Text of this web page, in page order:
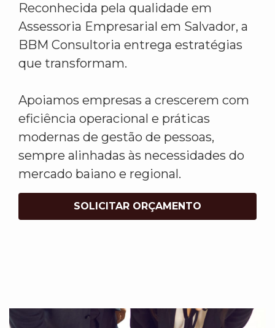
Reconhecida pela qualidade em
Assessoria Empresarial em Salvador, a
BBM Consultoria entrega estratégias
que transformam.
Apoiamos empresas a crescerem com
eficiência operacional e práticas
modernas de gestão de pessoas,
sempre alinhadas às necessidades do
mercado baiano e regional.
SOLICITAR ORÇAMENTO